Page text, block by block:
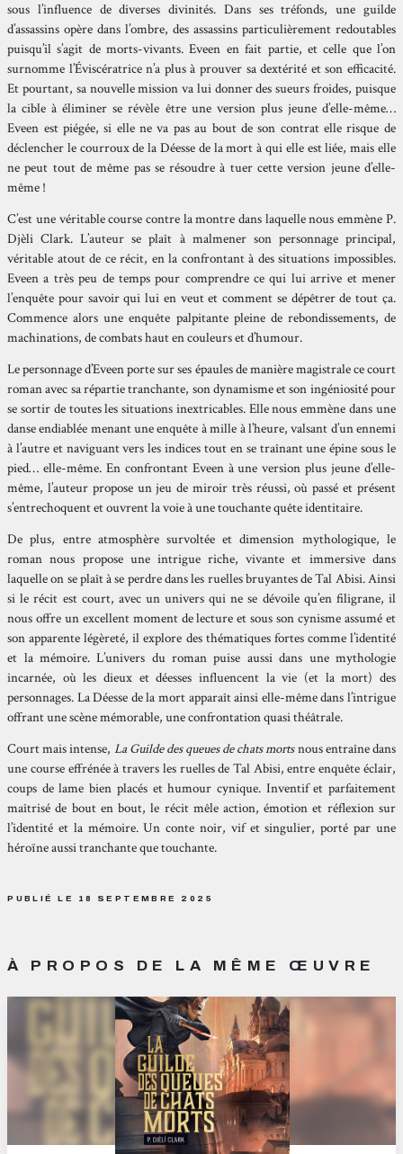
sous l’influence de diverses divinités. Dans ses tréfonds, une guilde
d’assassins opère dans l’ombre, des assassins particulièrement redoutables
puisqu’il s’agit de morts-vivants. Eveen en fait partie, et celle que l’on
surnomme l’Éviscératrice n’a plus à prouver sa dextérité et son efficacité.
Et pourtant, sa nouvelle mission va lui donner des sueurs froides, puisque
la cible à éliminer se révèle être une version plus jeune d’elle-même…
Eveen est piégée, si elle ne va pas au bout de son contrat elle risque de
déclencher le courroux de la Déesse de la mort à qui elle est liée, mais elle
ne peut tout de même pas se résoudre à tuer cette version jeune d’elle-
même !
C’est une véritable course contre la montre dans laquelle nous emmène P.
Djèli Clark. L’auteur se plaît à malmener son personnage principal,
véritable atout de ce récit, en la confrontant à des situations impossibles.
Eveen a très peu de temps pour comprendre ce qui lui arrive et mener
l’enquête pour savoir qui lui en veut et comment se dépêtrer de tout ça.
Commence alors une enquête palpitante pleine de rebondissements, de
machinations, de combats haut en couleurs et d’humour.
Le personnage d’Eveen porte sur ses épaules de manière magistrale ce court
roman avec sa répartie tranchante, son dynamisme et son ingéniosité pour
se sortir de toutes les situations inextricables. Elle nous emmène dans une
danse endiablée menant une enquête à mille à l’heure, valsant d’un ennemi
à l’autre et naviguant vers les indices tout en se traînant une épine sous le
pied… elle-même. En confrontant Eveen à une version plus jeune d’elle-
même, l’auteur propose un jeu de miroir très réussi, où passé et présent
s’entrechoquent et ouvrent la voie à une touchante quête identitaire.
De plus, entre atmosphère survoltée et dimension mythologique, le
roman nous propose une intrigue riche, vivante et immersive dans
laquelle on se plaît à se perdre dans les ruelles bruyantes de Tal Abisi. Ainsi
si le récit est court, avec un univers qui ne se dévoile qu’en filigrane, il
nous offre un excellent moment de lecture et sous son cynisme assumé et
son apparente légèreté, il explore des thématiques fortes comme l’identité
et la mémoire. L’univers du roman puise aussi dans une mythologie
incarnée, où les dieux et déesses influencent la vie (et la mort) des
personnages. La Déesse de la mort apparaît ainsi elle-même dans l’intrigue
offrant une scène mémorable, une confrontation quasi théâtrale.
Court mais intense, La Guilde des queues de chats mortsnous entraîne dans
une course effrénée à travers les ruelles de Tal Abisi, entre enquête éclair,
coups de lame bien placés et humour cynique. Inventif et parfaitement
maîtrisé de bout en bout, le récit mêle action, émotion et réflexion sur
l’identité et la mémoire. Un conte noir, vif et singulier, porté par une
héroïne aussi tranchante que touchante.
PUBLIÉ LE 18 SEPTEMBRE 2025
À PROPOS DE LA MÊME ŒUVRE